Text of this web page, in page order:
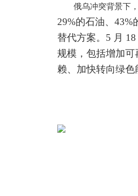
俄乌冲突背景下
29%的石油、
替代方案。5 月
规模，包括增加
赖、加快转向绿色